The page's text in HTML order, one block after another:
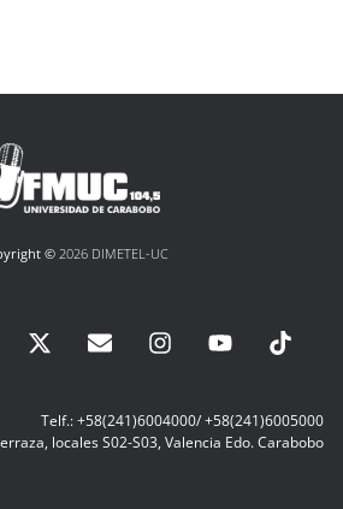
© 2026 DIMETEL-UC
Telf.: +58(241)6004000/ +58(241)6005000
locales S02-S03, Valencia Edo. Carabobo